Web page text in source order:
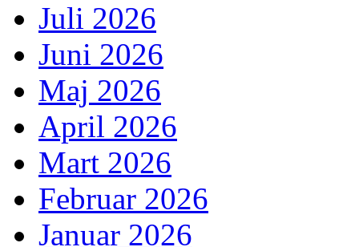
Juli 2026
Juni 2026
Maj 2026
April 2026
Mart 2026
Februar 2026
Januar 2026